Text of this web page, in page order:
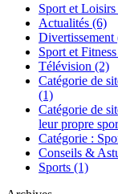
Sport et Loisirs
Actualités (6)
Divertissement
Sport et Fitness
Télévision (2)
Catégorie de
(1)
Catégorie de
leur propre
Catégorie :
Conseils &
Sports (1)